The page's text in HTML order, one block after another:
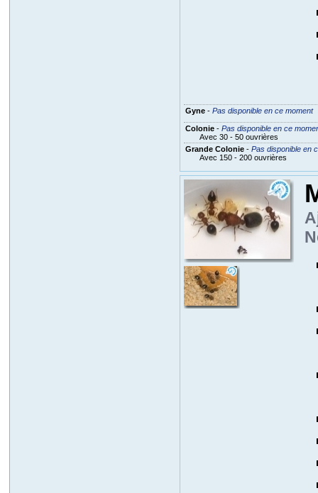
Gyne- Pas disponible en ce moment
Colonie- Pas disponible en ce
Avec 30 - 50 ouvrières
Grande Colonie- Pas disponible en
Avec 150 - 200 ouvrières